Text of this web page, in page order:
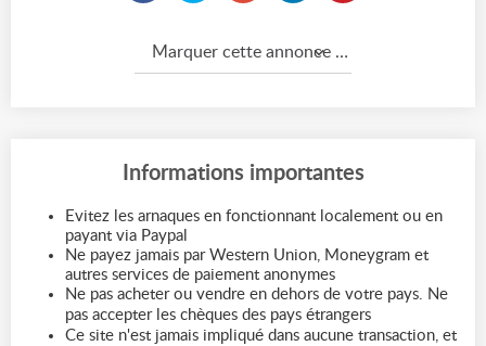
Marquer cette annonce comme...
Informations importantes
Evitez les arnaques en fonctionnant localement ou en
payant via Paypal
Ne payez jamais par Western Union, Moneygram et
autres services de paiement anonymes
Ne pas acheter ou vendre en dehors de votre pays. Ne
pas accepter les chèques des pays étrangers
Ce site n'est jamais impliqué dans aucune transaction, et